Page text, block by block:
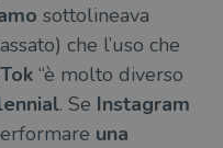
sottolineava
che l’uso che
“è molto diverso
. Se Instagram
una